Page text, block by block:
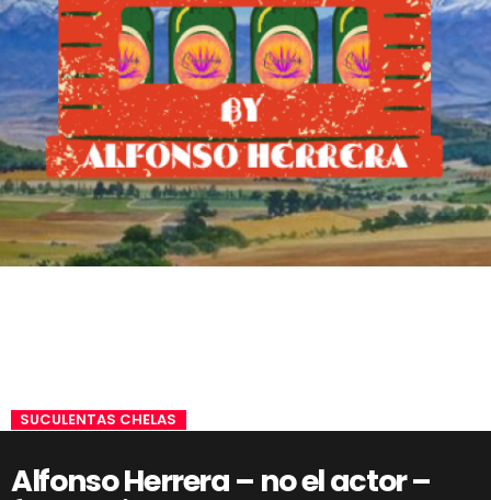
SUCULENTAS CHELAS
Alfonso Herrera – no el actor –